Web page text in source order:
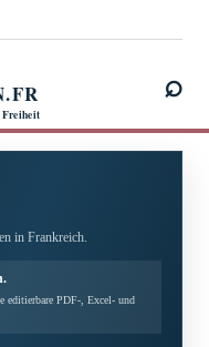
Freiheit
⌕
in Frankreich.
editierbare PDF-, Excel- und